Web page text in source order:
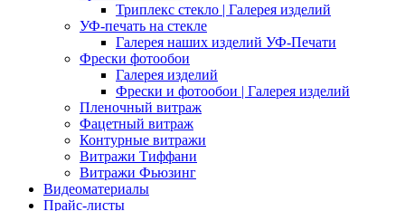
Триплекс стекло | Галерея изделий
УФ-печать на стекле
Галерея наших изделий УФ-Печати
Фрески фотообои
Галерея изделий
Фрески и фотообои | Галерея изделий
Пленочный витраж
Фацетный витраж
Контурные витражи
Витражи Тиффани
Витражи Фьюзинг
Видеоматериалы
Прайс-листы